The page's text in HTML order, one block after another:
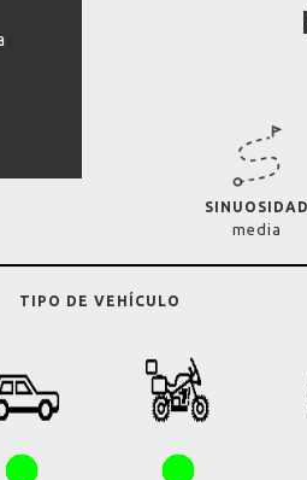
SINUOSIDAD
media
TIPO DE VEHÍCULO